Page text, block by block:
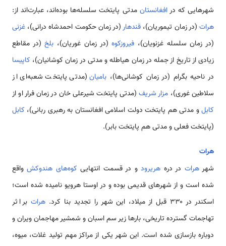
شهرهایی که درافغانستان مدتی پایتخت سلسله‌ها بوده‌اند، عبارت‌اند از:
هرات(در زمان تیموریان)، قندهار(در زمان حکومت احمدشاه درانی)، غزنی
(در زمان سلسله غزنویان)، فیروزکوه(در زمان غوریان)، بلخ(در مقاطع
زیادی از تاریخ از جمله در زمان هیاطله و مدتی در زمان کوشانیان)، کاپیسا
در ناحیه بگرام (در زمان کوشانی‌ها)، بامیان(مدتی پایتخت شعبه‌ای از
سلاطین غوری)، مزار شریف (مدتی پایتخت شیرعلی خان در زمان فرار او از
کابلو مدتی هم پایتخت دولت اسلامی افغانستان به رهبری ربانی)، کابل
(پایتخت فعلی و مدتی هم پایتخت بابر).
هرات
شهرهرات در دره هریرودو در قسمت انتهایی کوه‌های هندوکشواقع
شده است و از شهرهای قدیمی بوده و در اوستا هرویو نامیده شده است؛
اسکندر در ۳۳۰ قبل از میلاد، این شهر را تجدید بنا کرد.
هرات بر اثر
تهاجمات گسترده تاریخی، بارها زیر سم اسبان و شمشیر مهاجمان ویران و
دوباره بازسازی شده است. این شهر یکی از مراکز مهم تولید غلات، میوه،